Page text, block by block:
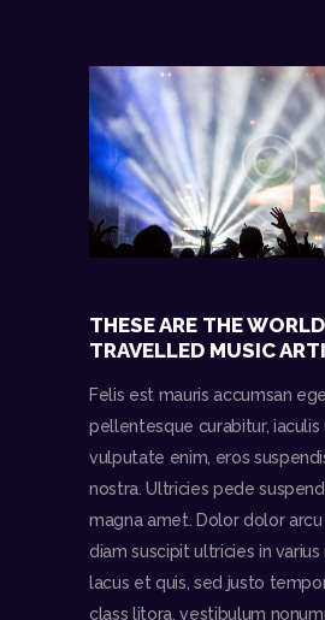
THESE ARE THE
TRAVELLED MUSIC
Felis est mauris accumsan
pellentesque curabitur, iaculis
vulputate enim, eros
nostra. Ultricies pede
magna amet. Dolor dolor
diam suscipit ultricies in
lacus et quis, sed justo
class litora, vestibulum